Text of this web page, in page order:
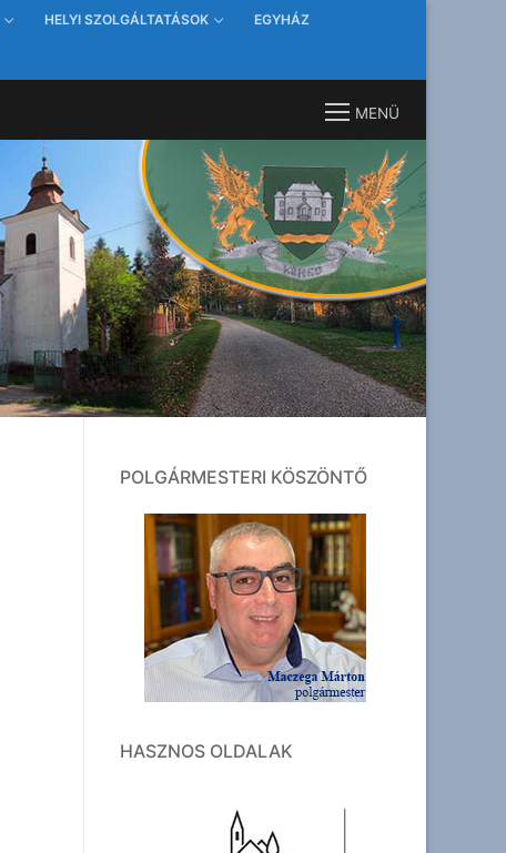
HELYI SZOLGÁLTATÁSOK EGYHÁZ
MENÜ
POLGÁRMESTERI KÖSZÖNTŐ
HASZNOS OLDALAK